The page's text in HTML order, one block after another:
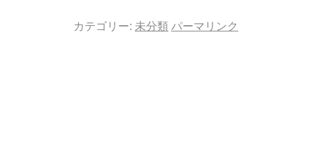
カテゴリー: 未分類 パーマリンク